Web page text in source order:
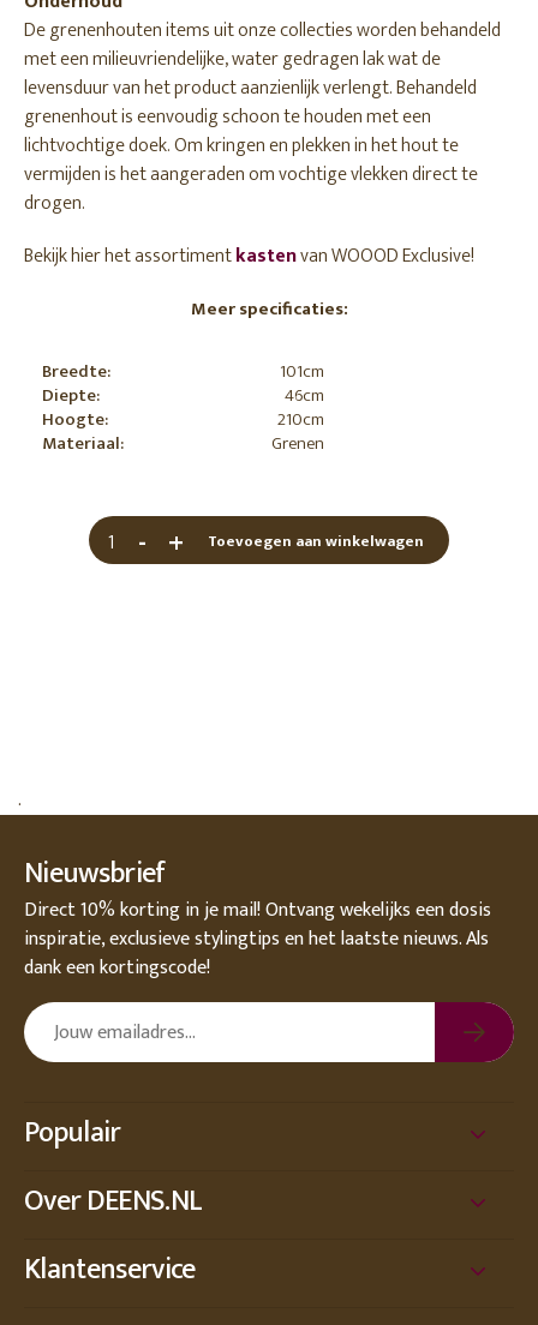
De grenenhouten items uit onze collecties worden behandeld
met een milieuvriendelijke, water gedragen lak wat de
levensduur van het product aanzienlijk verlengt. Behandeld
grenenhout is eenvoudig schoon te houden met een
lichtvochtige doek. Om kringen en plekken in het hout te
vermijden is het aangeraden om vochtige vlekken direct te
drogen.
Bekijk hier het assortimentkastenvan WOOOD Exclusive!
Meer specificaties:
Breedte:
101cm
Diepte:
46cm
Hoogte:
210cm
Materiaal:
Grenen
+
- Toevoegen aan winkelwagen
.
Nieuwsbrief
Direct 10% korting in je mail! Ontvang wekelijks een dosis
inspiratie, exclusieve stylingtips en het laatste nieuws. Als
dank een kortingscode!
Populair
Over DEENS.NL
Klantenservice